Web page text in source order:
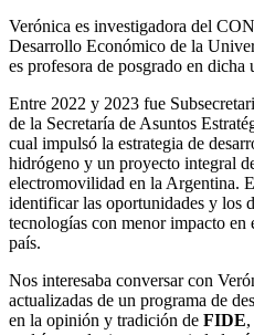
Verónica es investigadora del
Desarrollo Económico de la
es profesora de posgrado en dicha
Entre 2022 y 2023 fue
de la Secretaría de Asuntos
cual impulsó la estrategia de
hidrógeno y un proyecto integral
electromovilidad en la Argentina.
identificar las oportunidades y los
tecnologías con menor impacto en
país.
Nos interesaba conversar con
actualizadas de un programa de
en la opinión y tradición de FIDE